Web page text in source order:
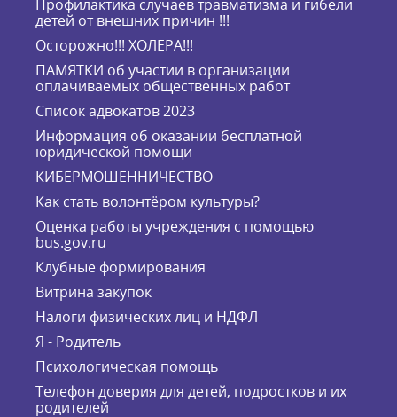
Профилактика случаев травматизма и гибели
детей от внешних причин !!!
Осторожно!!! ХОЛЕРА!!!
ПАМЯТКИ об участии в организации
оплачиваемых общественных работ
Список адвокатов 2023
Информация об оказании бесплатной
юридической помощи
КИБЕРМОШЕННИЧЕСТВО
Как стать волонтёром культуры?
Оценка работы учреждения с помощью
bus.gov.ru
Клубные формирования
Витрина закупок
Налоги физических лиц и НДФЛ
Я - Родитель
Психологическая помощь
Телефон доверия для детей, подростков и их
родителей